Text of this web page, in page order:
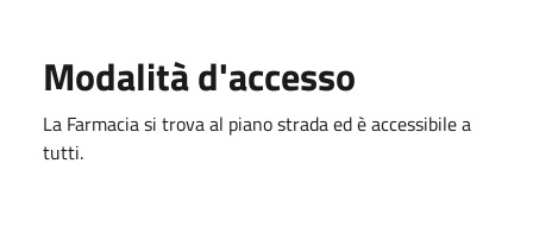
Modalità d'accesso
La Farmacia si trova al piano strada ed è accessibile a
tutti.